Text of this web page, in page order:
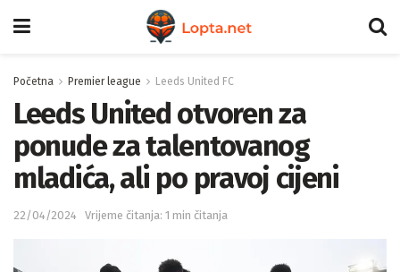
Početna Premier league Leeds United FC
Leeds United otvoren za
ponude za talentovanog
mladića, ali po pravoj cijeni
22/04/2024 Vrijeme čitanja: 1 min čitanja